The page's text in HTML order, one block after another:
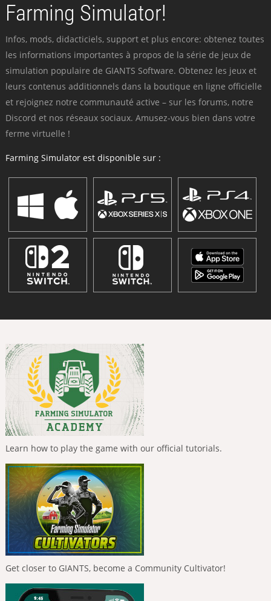
Farming Simulator!
Infos, mods, didacticiels, support et plus encore: obtenez toutes
les informations importantes à propos de la série de jeux de
simulation populaire de GIANTS Software. Obtenez les jeux et
leurs contenus additionnels dans la boutique en ligne officielle
et rejoignez notre communauté active – sur les forums, notre
Discord et nos réseaux sociaux. Amusez-vous bien dans votre
ferme virtuelle !
Farming Simulator est disponible sur :
Learn how to play the game with our official tutorials.
Get closer to GIANTS, become a Community Cultivator!